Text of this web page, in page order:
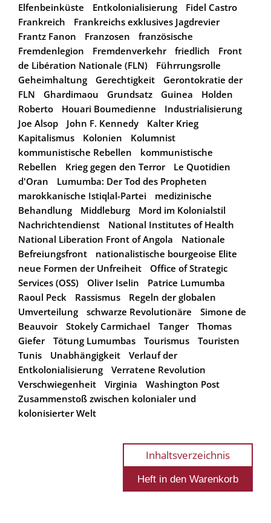
Elfenbeinküste
Entkolonialisierung
Fidel Castro
Frankreich
Frankreichs exklusives Jagdrevier
Frantz Fanon
Franzosen
französische
Fremdenlegion
Fremdenverkehr friedlich
Front
de Libération Nationale (FLN)
Führrungsrolle
Geheimhaltung
Gerechtigkeit
Gerontokratie der
FLN
Ghardimaou Grundsatz Guinea
Holden
Roberto
Houari Boumedienne
Industrialisierung
Joe Alsop
John F. Kennedy
Kalter Krieg
Kapitalismus
Kolonien
Kolumnist
kommunistische Rebellen
kommunistische
Rebellen
Krieg gegen den Terror
Le Quotidien
d'Oran
Lumumba: Der Tod des Propheten
marokkanische Istiqlal-Partei
medizinische
Behandlung
Middleburg
Mord im Kolonialstil
Nachrichtendienst
National Institutes of Health
National Liberation Front of Angola
Nationale
Befreiungsfront
nationalistische bourgeoise Elite
neue Formen der Unfreiheit
Office of Strategic
Services (OSS)
Oliver Iselin
Patrice Lumumba
Raoul Peck
Rassismus
Regeln der globalen
Umverteilung
schwarze Revolutionäre
Simone de
Beauvoir
Stokely Carmichael Tanger
Thomas
Giefer
Tötung Lumumbas Tourismus
Touristen
Tunis
Unabhängigkeit
Verlauf der
Entkolonialisierung
Verratene Revolution
Verschwiegenheit
Virginia
Washington Post
Zusammenstoß zwischen kolonialer und
kolonisierter Welt
Inhaltsverzeichnis